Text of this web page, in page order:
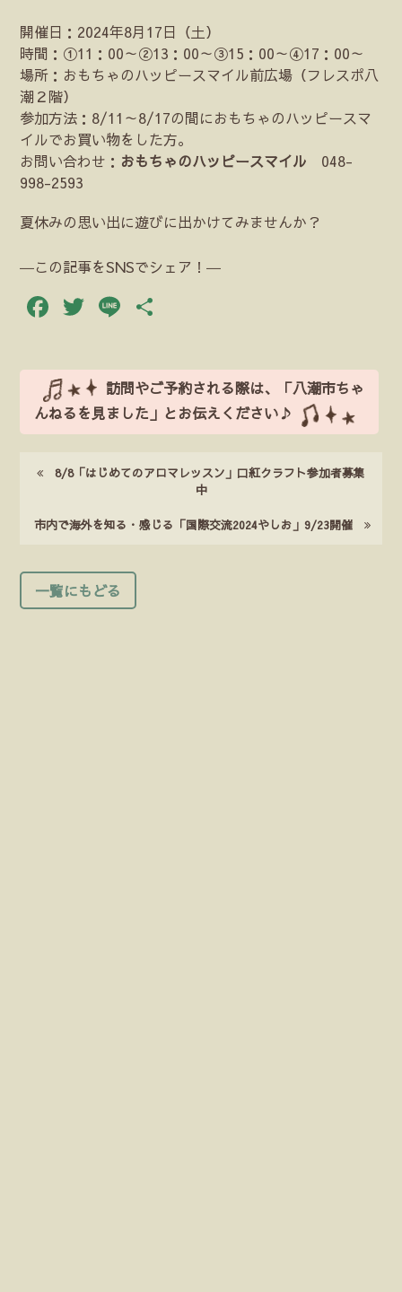
開催日：2024年8月17日（土）
時間：①11：00～②13：00～③15：00～④17：00～
場所：おもちゃのハッピースマイル前広場（フレスポ八
潮２階）
参加方法：8/11～8/17の間におもちゃのハッピースマ
イルでお買い物をした方。
お問い合わせ： おもちゃのハッピースマイル 048-
998-2593
夏休みの思い出に遊びに出かけてみませんか？
―この記事をSNSでシェア！―
Facebook
Twitter
Line
訪問やご予約される際は、「八潮市ちゃ
んねるを見ました」とお伝えください♪
8/8「はじめてのアロマレッスン」口紅クラフト参加者募集
中
市内で海外を知る・感じる「国際交流2024やしお」9/23開催
一覧にもどる